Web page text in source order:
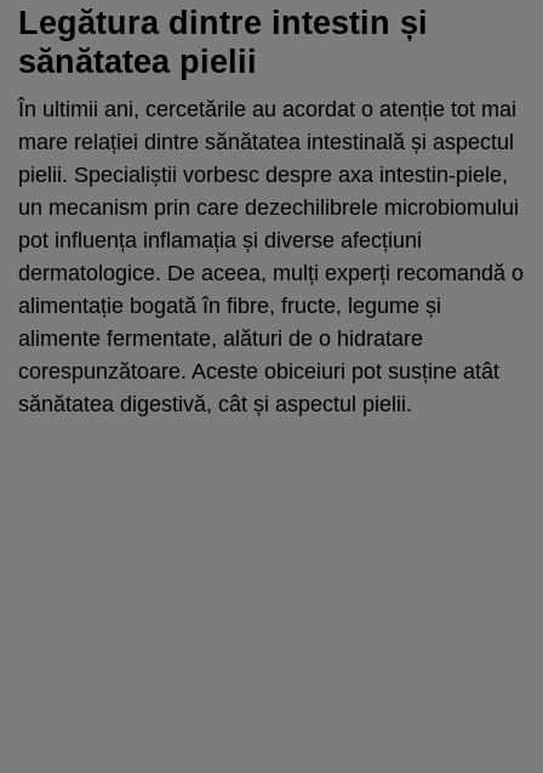
Legătura dintre intestin și
sănătatea pielii
În ultimii ani, cercetările au acordat o atenție tot mai
mare relației dintre sănătatea intestinală și aspectul
pielii. Specialiștii vorbesc despre axa intestin-piele,
un mecanism prin care dezechilibrele microbiomului
pot influența inflamația și diverse afecțiuni
dermatologice. De aceea, mulți experți recomandă o
alimentație bogată în fibre, fructe, legume și
alimente fermentate, alături de o hidratare
corespunzătoare. Aceste obiceiuri pot susține atât
sănătatea digestivă, cât și aspectul pielii.